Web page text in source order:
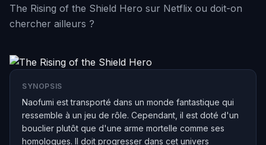
The Rising of the Shield Hero sur Netflix ou doit-on
chercher ailleurs ?
SYNOPSIS
Naofumi est transporté dans un monde fantastique qui
ressemble à un jeu de rôle. Cependant, il est doté d'un
bouclier plutôt que d'une arme mortelle comme ses
homologues. Il doit progresser dans cet univers